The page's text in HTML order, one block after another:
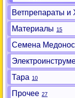
Ветпрепараты и
Материалы 15
Семена
Тара 10
Прочее 27